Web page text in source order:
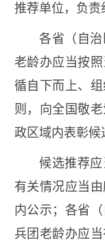
推荐单位，负责
各省（自
老龄办应当按
循自下而上、
则，向全国敬
政区域内表彰候
候选推荐
有关情况应当
内公示；各省
兵团老龄办应